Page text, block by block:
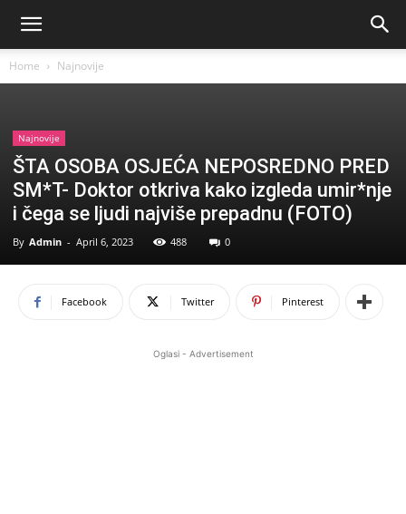
Home Najnovije
Najnovije
ŠTA OSOBA OSJEĆA NEPOSREDNO PRED
SM*T- Doktor otkriva kako izgleda umir*nje
i čega se ljudi najviše prepadnu (FOTO)
By Admin - April 6, 2023 488 0
Facebook Twitter Pinterest
Oglasi - Advertisement